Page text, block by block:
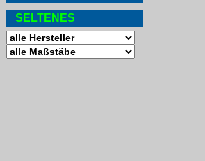
SELTENES